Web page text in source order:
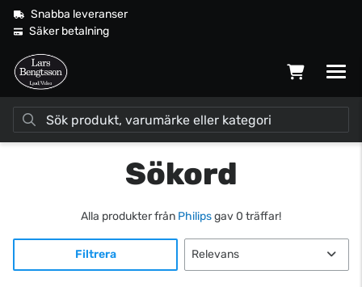
Snabba leveranser
Säker betalning
Sökord
Alla produkter från Philipsgav 0 träffar!
Filtrera